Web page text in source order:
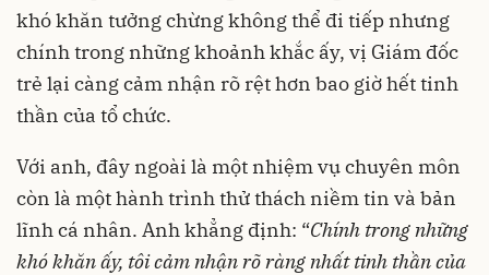
khó khăn tưởng chừng không thể đi tiếp nhưng
chính trong những khoảnh khắc ấy, vị Giám đốc
trẻ lại càng cảm nhận rõ rệt hơn bao giờ hết tinh
thần của tổ chức.
Với anh, đây ngoài là một nhiệm vụ chuyên môn
còn là một hành trình thử thách niềm tin và bản
lĩnh cá nhân. Anh khẳng định: “Chính trong những
khó khăn ấy, tôi cảm nhận rõ ràng nhất tinh thần của